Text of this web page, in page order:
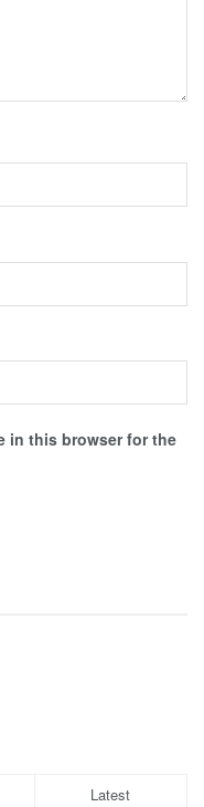
in this browser for the
Latest